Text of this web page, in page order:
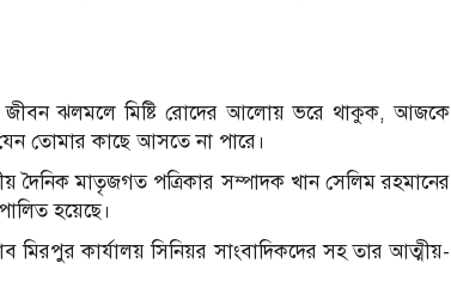
জীবন ঝলমলে মিষ্টি রোদের আলোয় ভরে থাকুক, আজকে
তোমার কাছে আসতে না পারে।
দৈনিক মাতৃজগত পত্রিকার সম্পাদক খান সেলিম রহমানের
হয়েছে।
মিরপুর কার্যালয় সিনিয়র সাংবাদিকদের সহ তার আত্মীয়-